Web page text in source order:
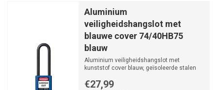
Aluminium
veiligheidshangslot met
blauwe cover 74/40HB75
blauw
Aluminium veiligheidshangslot met
kunststof cover blauw, geïsoleerde stalen
€27,99